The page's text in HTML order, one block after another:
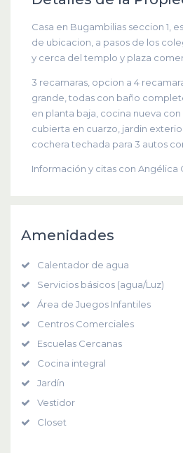
Casa en Bugambilias seccion 1,
de ubicacion, a pasos de los
y cerca del templo y plaza
3 recamaras, opcion a 4
grande, todas con baño
en planta baja, cocina nueva
cubierta en cuarzo, jardin
cochera techada para 3 autos
Información y citas con Angélica
Amenidades
Calentador de agua
Servicios básicos (agua/Luz)
Área de Juegos Infantiles
Centros Comerciales
Escuelas Cercanas
Cocina integral
Jardín
Vestidor
Closet